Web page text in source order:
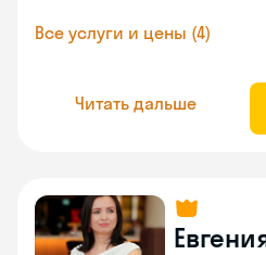
Все услуги и цены (4)
Читать дальше